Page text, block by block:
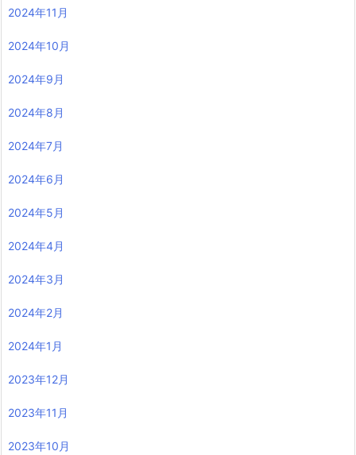
2024年11月
2024年10月
2024年9月
2024年8月
2024年7月
2024年6月
2024年5月
2024年4月
2024年3月
2024年2月
2024年1月
2023年12月
2023年11月
2023年10月